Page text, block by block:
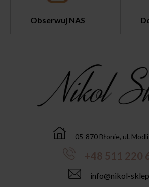
Obserwuj NAS
05-870 Błonie, ul.
+48 511 220
info@nikol-